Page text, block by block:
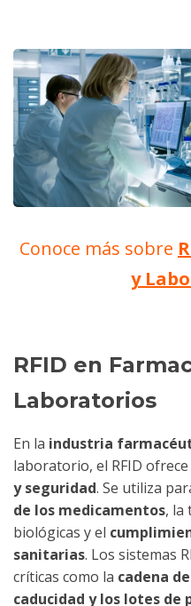
Conoce más sobre
y
RFID en
Laboratorios
En la industria
laboratorio, el RFID
y seguridad. Se utiliza
de los medicamentos, la
biológicas y el
sanitarias. Los sistemas
críticas como la cadena
caducidad y los lotes de